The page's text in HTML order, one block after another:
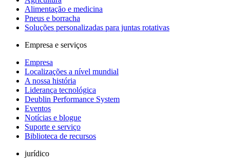
Alimentação e medicina
Pneus e borracha
Soluções personalizadas para juntas rotativas
Empresa e serviços
Empresa
Localizações a nível mundial
A nossa história
Liderança tecnológica
Deublin Performance System
Eventos
Notícias e blogue
Suporte e serviço
Biblioteca de recursos
jurídico